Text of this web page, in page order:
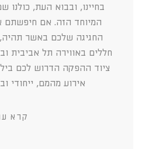
בחיינו, ובבוא העת, כולנו
המיוחד הזה. אם חיפשתם
החגיגה שלכם באשר תהיה,
חללים באווירה תל אביבית
ציוד ההפקה הדרוש לכם
אירוע מהמם, ייחודי
קרא